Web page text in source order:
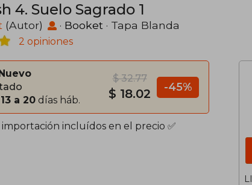
4. Suelo Sagrado 1
(Autor) · Booket · Tapa Blanda
2 opiniones
13 a 20 días háb.
$ 32.77
$ 18.02 -45%
importación incluídos en el precio ✅